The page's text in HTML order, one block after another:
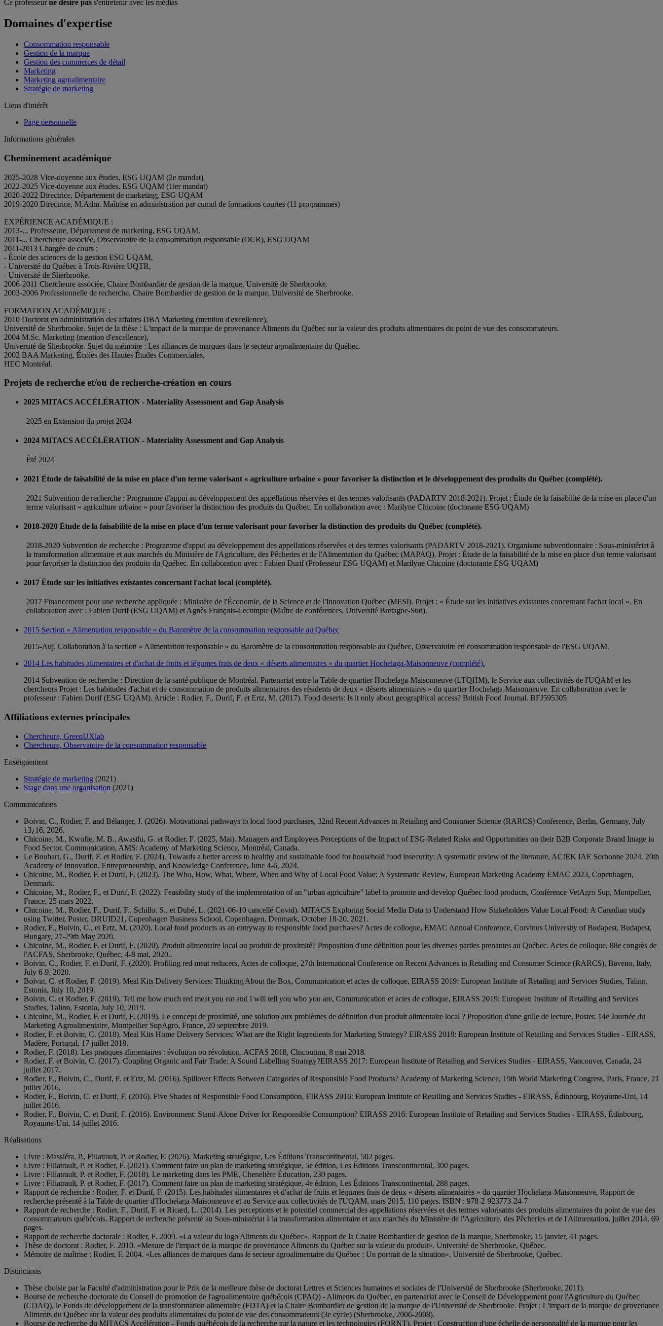
Ce professeurne désire pas s'entretenir avec les médias
Domaines d'expertise
Consommation responsable
Gestion de la marque
Gestion des commerces de détail
Marketing
Marketing agroalimentaire
Stratégie de marketing
Liens d'intérêt
Page personnelle
Informations générales
Cheminement académique
2025-2028 Vice-doyenne aux études, ESG UQAM (2e mandat)
2022-2025 Vice-doyenne aux études, ESG UQAM (1ier mandat)
2020-2022 Directrice, Département de marketing, ESG UQAM
2019-2020 Directrice, M.Adm. Maîtrise en administration par cumul de formations courtes (11 programmes)
EXPÉRIENCE ACADÉMIQUE :
2013-... Professeure, Département de marketing, ESG UQAM.
2011-... Chercheure associée, Observatoire de la consommation responsable (OCR), ESG UQAM
2011-2013 Chargée de cours :
- École des sciences de la gestion ESG UQAM,
- Université du Québec à Trois-Rivière UQTR,
- Université de Sherbrooke.
2006-2011 Chercheure associée, Chaire Bombardier de gestion de la marque, Université de Sherbrooke.
2003-2006 Professionnelle de recherche, Chaire Bombardier de gestion de la marque, Université de Sherbrooke.
FORMATION ACADÉMIQUE :
2010 Doctorat en administration des affaires DBA Marketing (mention d'excellence),
Université de Sherbrooke. Sujet de la thèse : L'impact de la marque de provenance Aliments du Québec sur la valeur des produits alimentaires du point de vue des consommateurs.
2004 M.Sc. Marketing (mention d'excellence),
Université de Sherbrooke. Sujet du mémoire : Les alliances de marques dans le secteur agroalimentaire du Québec.
2002 BAA Marketing, Écoles des Hautes Études Commerciales,
HEC Montréal.
Projets de recherche et/ou de recherche-création en cours
2025 MITACS ACCÉLÉRATION - Materiality Assessment and Gap Analysis
2025 en Extension du projet 2024
2024 MITACS ACCÉLÉRATION - Materiality Assessment and Gap Analysis
Été 2024
2021 Étude de faisabilité de la mise en place d'un terme valorisant « agriculture urbaine » pour favoriser la distinction et le développement des produits du Québec (complété).
2021 Subvention de recherche : Programme d'appui au développement des appellations réservées et des termes valorisants (PADARTV 2018-2021). Projet : Étude de la faisabilité de la mise en place d'un
terme valorisant « agriculture urbaine » pour favoriser la distinction des produits du Québec. En collaboration avec : Marilyne Chicoine (doctorante ESG UQAM)
2018-2020 Étude de la faisabilité de la mise en place d'un terme valorisant pour favoriser la distinction des produits du Québec (complété).
2018-2020 Subvention de recherche : Programme d'appui au développement des appellations réservées et des termes valorisants (PADARTV 2018-2021). Organisme subventionnaire : Sous-ministériat à
la transformation alimentaire et aux marchés du Ministère de l'Agriculture, des Pêcheries et de l'Alimentation du Québec (MAPAQ). Projet : Étude de la faisabilité de la mise en place d'un terme valorisant
pour favoriser la distinction des produits du Québec. En collaboration avec : Fabien Durif (Professeur ESG UQAM) et Marilyne Chicoine (doctorante ESG UQAM)
2017 Étude sur les initiatives existantes concernant l'achat local (complété).
2017 Financement pour une recherche appliquée : Ministère de l'Économie, de la Science et de l'Innovation Québec (MESI). Projet : « Étude sur les initiatives existantes concernant l'achat local ». En
collaboration avec : Fabien Durif (ESG UQAM) et Agnès François-Lecompte (Maître de conférences, Université Bretagne-Sud).
2015 Section « Alimentation responsable » du Baromètre de la consommation responsable au Québec
2015-Auj. Collaboration à la section « Alimentation responsable » du Baromètre de la consommation responsable au Québec, Observatoire en consommation responsable de l'ESG UQAM.
2014 Les habitudes alimentaires et d'achat de fruits et légumes frais de deux « déserts alimentaires » du quartier Hochelaga-Maisonneuve (complété).
2014 Subvention de recherche : Direction de la santé publique de Montréal. Partenariat entre la Table de quartier Hochelaga-Maisonneuve (LTQHM), le Service aux collectivités de l'UQAM et les
chercheurs Projet : Les habitudes d'achat et de consommation de produits alimentaires des résidents de deux « déserts alimentaires » du quartier Hochelaga-Maisonneuve. En collaboration avec le
professeur : Fabien Durif (ESG UQAM). Article : Rodier, F., Durif, F. et Ertz, M. (2017). Food deserts: Is it only about geographical access? British Food Journal. BFJ595305
Affiliations externes principales
Chercheure, GreenUXlab
Chercheure, Observatoire de la consommation responsable
Enseignement
Stratégie de marketing (2021)
Stage dans une organisation (2021)
Communications
Boivin, C., Rodier, F. and Bélanger, J. (2026). Motivational pathways to local food purchases, 32nd Recent Advances in Retailing and Consumer Science (RARCS) Conference, Berlin, Germany, July
13¿16, 2026.
Chicoine, M., Kwofie, M. B., Awasthi, G. et Rodier, F. (2025, Mai). Managers and Employees Perceptions of the Impact of ESG-Related Risks and Opportunities on their B2B Corporate Brand Image in
Food Sector. Communication, AMS: Academy of Marketing Science, Montréal, Canada.
Le Bouhart, G., Durif, F. et Rodier, F. (2024). Towards a better access to healthy and sustainable food for household food insecurity: A systematic review of the literature, ACIEK IAE Sorbonne 2024. 20th
Academy of Innovation, Entrepreneurship, and Knowledge Conference, June 4-6, 2024.
Chicoine, M., Rodier, F. et Durif, F. (2023). The Who, How, What, Where, When and Why of Local Food Value: A Systematic Review, European Marketing Academy EMAC 2023, Copenhagen,
Denmark.
Chicoine, M., Rodier, F., et Durif, F. (2022). Feasibility study of the implementation of an "urban agriculture" label to promote and develop Québec food products, Conférence VetAgro Sup, Montpellier,
France, 25 mars 2022.
Chicoine, M., Rodier, F., Durif, F., Schillo, S., et Dubé, L. (2021-06-10 cancellé Covid). MITACS Exploring Social Media Data to Understand How Stakeholders Value Local Food: A Canadian study
using Twitter, Poster, DRUID21, Copenhagen Business School, Copenhagen, Denmark, October 18-20, 2021.
Rodier, F., Boivin, C., et Ertz, M. (2020). Local food products as an entryway to responsible food purchases? Actes de colloque, EMAC Annual Conference, Corvinus University of Budapest, Budapest,
Hungary, 27-29th May 2020.
Chicoine, M., Rodier, F. et Durif, F. (2020). Produit alimentaire local ou produit de proximité? Proposition d'une définition pour les diverses parties prenantes au Québec. Actes de colloque, 88e congrès de
l'ACFAS, Sherbrooke, Québec, 4-8 mai, 2020..
Boivin, C., Rodier, F. et Durif, F. (2020). Profiling red meat reducers, Actes de colloque, 27th International Conference on Recent Advances in Retailing and Consumer Science (RARCS), Baveno, Italy,
July 6-9, 2020.
Boivin, C. et Rodier, F. (2019). Meal Kits Delivery Services: Thinking About the Box, Communication et actes de colloque, EIRASS 2019: European Institute of Retailing and Services Studies, Talinn,
Estonia, July 10, 2019.
Boivin, C. et Rodier, F. (2019). Tell me how much red meat you eat and I will tell you who you are, Communication et actes de colloque, EIRASS 2019: European Institute of Retailing and Services
Studies, Talinn, Estonia, July 10, 2019.
Chicoine, M., Rodier, F. et Durif, F. (2019). Le concept de proximité, une solution aux problèmes de définition d'un produit alimentaire local ? Proposition d'une grille de lecture, Poster, 14e Journée du
Marketing Agroalimentaire, Montpellier SupAgro, France, 20 septembre 2019.
Rodier, F. et Boivin, C. (2018). Meal Kits Home Delivery Services: What are the Right Ingredients for Marketing Strategy? EIRASS 2018: European Institute of Retailing and Services Studies - EIRASS,
Madère, Portugal, 17 juillet 2018.
Rodier, F. (2018). Les pratiques alimentaires : évolution ou révolution. ACFAS 2018, Chicoutimi, 8 mai 2018.
Rodier, F. et Boivin, C. (2017). Coupling Organic and Fair Trade: A Sound Labelling Strategy?EIRASS 2017: European Institute of Retailing and Services Studies - EIRASS, Vancouver, Canada, 24
juillet 2017.
Rodier, F., Boivin, C., Durif, F. et Ertz, M. (2016). Spillover Effects Between Categories of Responsible Food Products? Academy of Marketing Science, 19th World Marketing Congress, Paris, France, 21
juillet 2016.
Rodier, F., Boivin, C. et Durif, F. (2016). Five Shades of Responsible Food Consumption, EIRASS 2016: European Institute of Retailing and Services Studies - EIRASS, Édinbourg, Royaume-Uni, 14
juillet 2016.
Rodier, F., Boivin, C. et Durif, F. (2016). Environment: Stand-Alone Driver for Responsible Consumption? EIRASS 2016: European Institute of Retailing and Services Studies - EIRASS, Édinbourg,
Royaume-Uni, 14 juillet 2016.
Réalisations
Livre : Massiéra, P., Filiatrault, P. et Rodier, F. (2026). Marketing stratégique, Les Éditions Transcontinental, 502 pages.
Livre : Filiatrault, P. et Rodier, F. (2021). Comment faire un plan de marketing stratégique, 5e édition, Les Éditions Transcontinental, 300 pages.
Livre : Filiatrault, P. et Rodier, F. (2018). Le marketing dans les PME, Chenelière Éducation, 230 pages.
Livre : Filiatrault, P. et Rodier, F. (2017). Comment faire un plan de marketing stratégique, 4e édition, Les Éditions Transcontinental, 288 pages.
Rapport de recherche : Rodier, F. et Durif, F. (2015). Les habitudes alimentaires et d'achat de fruits et légumes frais de deux « déserts alimentaires » du quartier Hochelaga-Maisonneuve, Rapport de
recherche présenté à la Table de quartier d'Hochelaga-Maisonneuve et au Service aux collectivités de l'UQAM, mars 2015, 110 pages. ISBN : 978-2-923773-24-7
Rapport de recherche : Rodier, F., Durif, F. et Ricard, L. (2014). Les perceptions et le potentiel commercial des appellations réservées et des termes valorisants des produits alimentaires du point de vue des
consommateurs québécois, Rapport de recherche présenté au Sous-ministériat à la transformation alimentaire et aux marchés du Ministère de l'Agriculture, des Pêcheries et de l'Alimentation, juillet 2014, 69
pages.
Rapport de recherche doctorale : Rodier, F. 2009. «La valeur du logo Aliments du Québec». Rapport de la Chaire Bombardier de gestion de la marque, Sherbrooke, 15 janvier, 41 pages.
Thèse de doctorat : Rodier, F. 2010. «Mesure de l'impact de la marque de provenance Aliments du Québec sur la valeur du produit». Université de Sherbrooke, Québec.
Mémoire de maîtrise : Rodier, F. 2004. «Les alliances de marques dans le secteur agroalimentaire du Québec : Un portrait de la situation». Université de Sherbrooke, Québec.
Distinctions
Thèse choisie par la Faculté d'administration pour le Prix de la meilleure thèse de doctorat Lettres et Sciences humaines et sociales de l'Université de Sherbrooke (Sherbrooke, 2011).
Bourse de recherche doctorale du Conseil de promotion de l'agroalimentaire québécois (CPAQ) - Aliments du Québec, en partenariat avec le Conseil de Développement pour l'Agriculture du Québec
(CDAQ), le Fonds de développement de la transformation alimentaire (FDTA) et la Chaire Bombardier de gestion de la marque de l'Université de Sherbrooke. Projet : L'impact de la marque de provenance
Aliments du Québec sur la valeur des produits alimentaires du point de vue des consommateurs (3e cycle) (Sherbrooke, 2006-2008).
Bourse de recherche du MITACS Accélération - Fonds québécois de la recherche sur la nature et les technologies (FQRNT). Projet : Construction d'une échelle de personnalité de la marque pour les